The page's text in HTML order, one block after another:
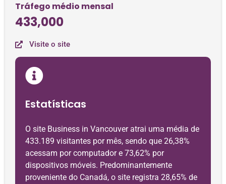
Tráfego médio mensal
433,000
Visite o site
Estatísticas
O site Business in Vancouver atrai uma média de
433.189 visitantes por mês, sendo que 26,38%
acessam por computador e 73,62% por
dispositivos móveis. Predominantemente
proveniente do Canadá, o site registra 28,65% de